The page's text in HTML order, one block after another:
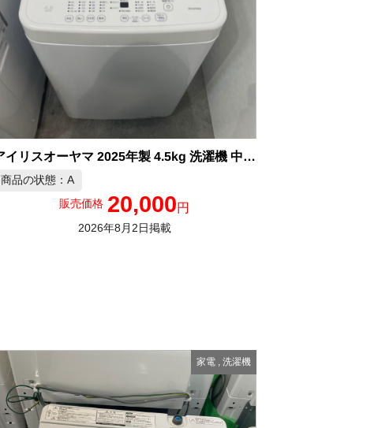
アイリスオーヤマ 2025年製 4.5kg 洗濯機 中古品販売
商品の状態：A
販売価格 20,000円
2026年8月2日掲載
家電 ,洗濯機